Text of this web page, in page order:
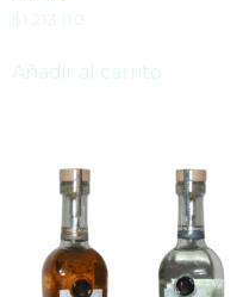
$1,213.00
Añadir al carrito